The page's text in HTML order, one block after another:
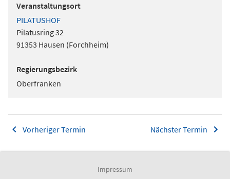
Veranstaltungsort
PILATUSHOF
Pilatusring 32
91353 Hausen (Forchheim)
Regierungsbezirk
Oberfranken
Vorheriger Termin Nächster Termin
Impressum